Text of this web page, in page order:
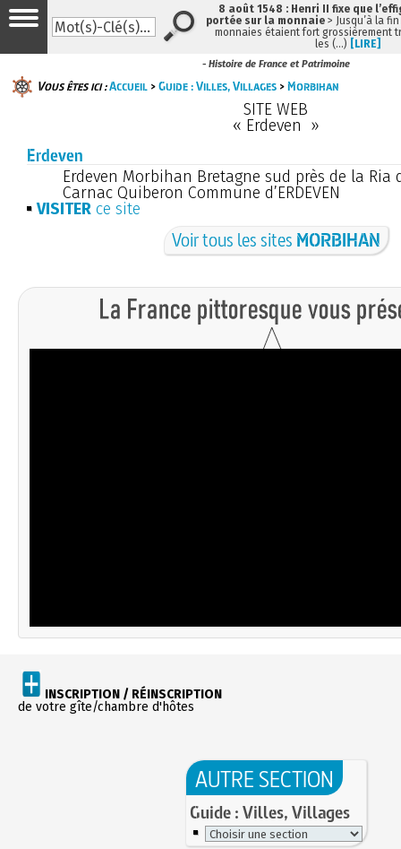
- Histoire de France et Patrimoine
Vous êtes ici :Accueil >Guide : Villes, Villages >Morbihan
SITE WEB
« Erdeven »
Erdeven
Erdeven Morbihan Bretagne sud près de la Ria
Carnac Quiberon Commune d’ERDEVEN
VISITER ce site
Voir tous les sites MORBIHAN
INSCRIPTION / RÉINSCRIPTION
de votre gîte/chambre d'hôtes
AUTRE SECTION
Guide : Villes, Villages
8 août 1548 : Henri II fixe que
portée sur la monnaie > Jusqu’à la
monnaies étaient fort grossièrement
les (…) [LIRE]